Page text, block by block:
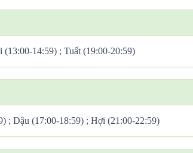
14:59) ; Tuất (19:00-20:59)
; Dậu (17:00-18:59) ; Hợi (21:00-22:59)